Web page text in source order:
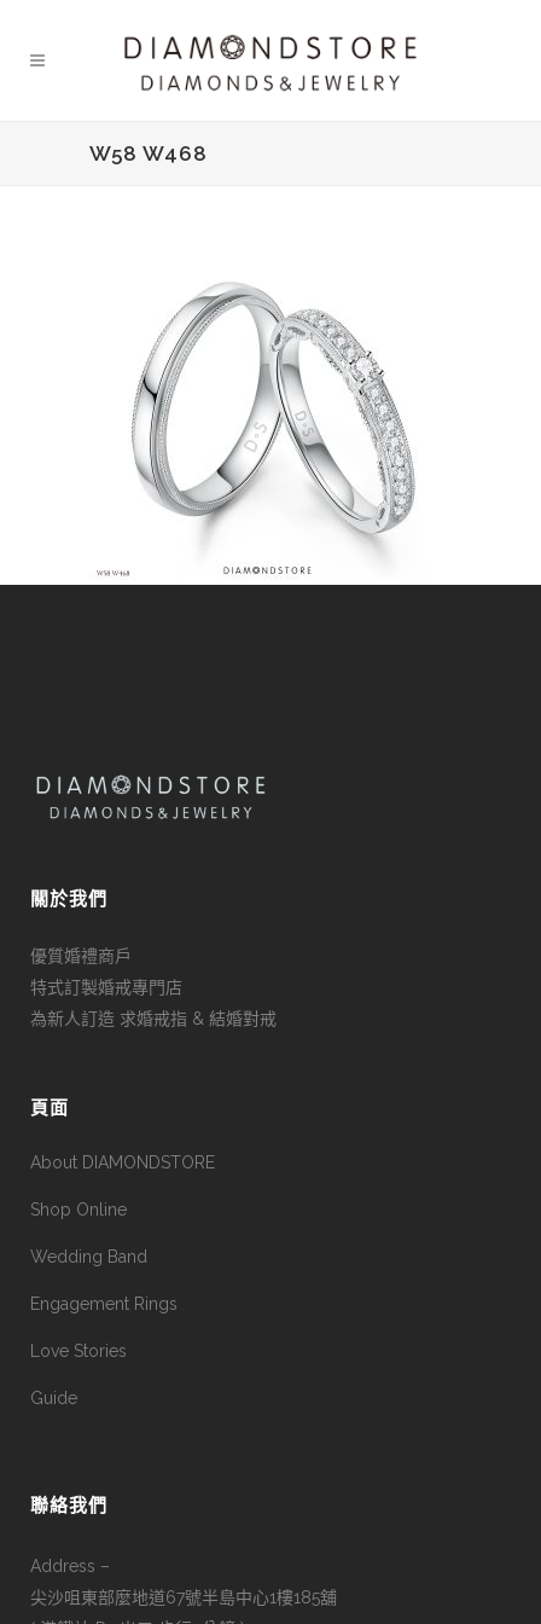
W58 W468
關於我們
優質婚禮商戶
特式訂製婚戒專門店
為新人訂造 求婚戒指 & 結婚對戒
頁面
About DIAMONDSTORE
Shop Online
Wedding Band
Engagement Rings
Love Stories
Guide
聯絡我們
Address –
尖沙咀東部麼地道67號半島中心1樓185舖